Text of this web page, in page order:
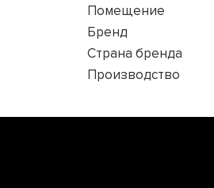
Помещение
Бренд
Страна бренда
Производство